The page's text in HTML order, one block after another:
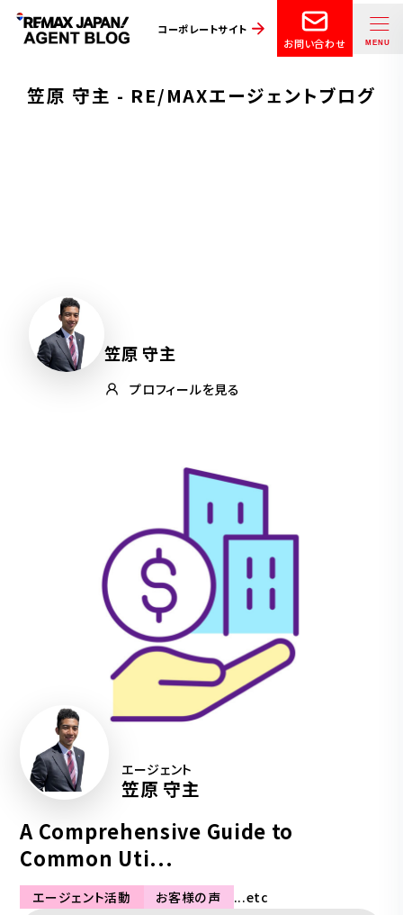
コーポレートサイト
お問い合わせ
笠原 守主 - RE/MAXエージェントブログ
笠原 守主
プロフィールを見る
エージェント
笠原 守主
A Comprehensive Guide to
Common Uti...
エージェント活動 お客様の声 ...etc